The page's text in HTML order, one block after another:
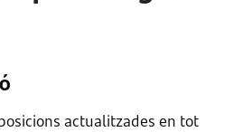
actualitzades en tot